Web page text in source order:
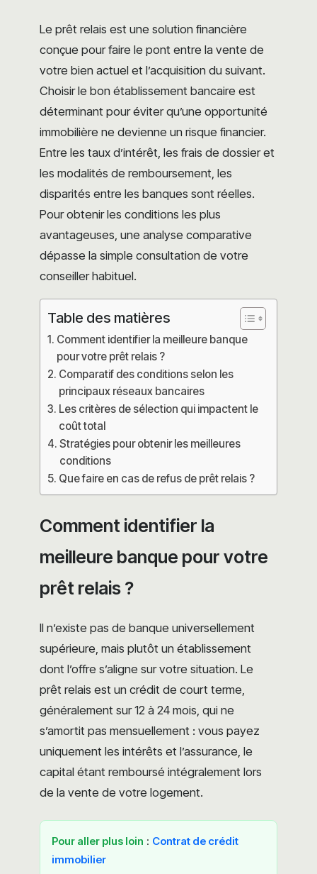
Le prêt relais est une solution financière
conçue pour faire le pont entre la vente de
votre bien actuel et l’acquisition du suivant.
Choisir le bon établissement bancaire est
déterminant pour éviter qu’une opportunité
immobilière ne devienne un risque financier.
Entre les taux d’intérêt, les frais de dossier et
les modalités de remboursement, les
disparités entre les banques sont réelles.
Pour obtenir les conditions les plus
avantageuses, une analyse comparative
dépasse la simple consultation de votre
conseiller habituel.
Table des matières
Comment identifier la meilleure banque
pour votre prêt relais ?
Comparatif des conditions selon les
principaux réseaux bancaires
Les critères de sélection qui impactent le
coût total
Stratégies pour obtenir les meilleures
conditions
Que faire en cas de refus de prêt relais ?
Comment identifier la
meilleure banque pour votre
prêt relais ?
Il n’existe pas de banque universellement
supérieure, mais plutôt un établissement
dont l’offre s’aligne sur votre situation. Le
prêt relais est un crédit de court terme,
généralement sur 12 à 24 mois, qui ne
s’amortit pas mensuellement : vous payez
uniquement les intérêts et l’assurance, le
capital étant remboursé intégralement lors
de la vente de votre logement.
Pour aller plus loin : Contrat de crédit
immobilier